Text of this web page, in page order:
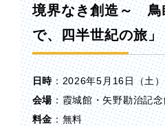
境界なき創造～ 鳥
で、四半世紀の旅」
日時：2026年5月16日（土
会場：霞城館・矢野勘治記
料金：無料